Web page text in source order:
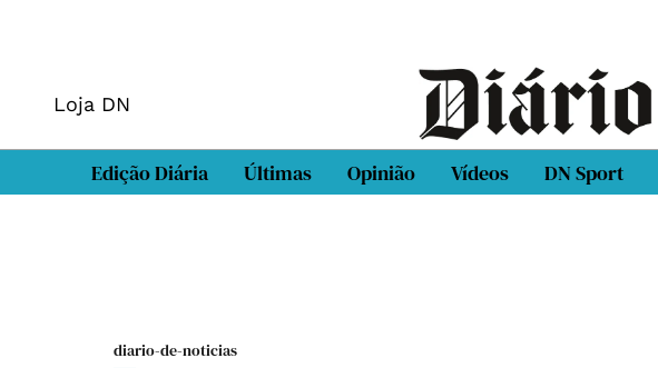
Loja DN
Edição Diária Últimas Opinião Vídeos DN Sport
diario-de-noticias